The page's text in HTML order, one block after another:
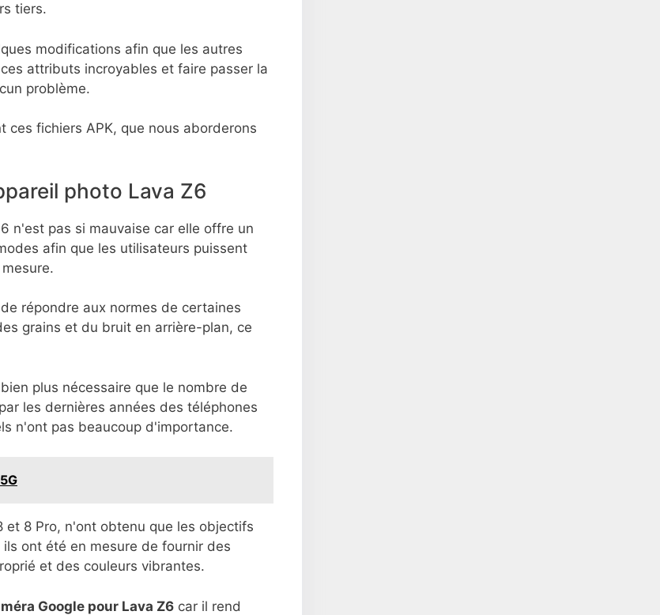
tiers.
modifications afin que les autres
attributs incroyables et faire passer la
problème.
ces fichiers APK, que nous aborderons
photo Lava Z6
n'est pas si mauvaise car elle offre un
afin que les utilisateurs puissent
répondre aux normes de certaines
grains et du bruit en arrière-plan, ce
plus nécessaire que le nombre de
les dernières années des téléphones
n'ont pas beaucoup d'importance.
et 8 Pro, n'ont obtenu que les objectifs
ont été en mesure de fournir des
et des couleurs vibrantes.
Google pour Lava Z6 car il rend